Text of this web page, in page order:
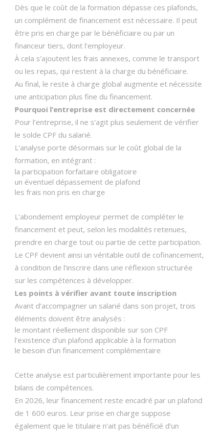
Dès que le coût de la formation dépasse ces plafonds,
un complément de financement est nécessaire. Il peut
être pris en charge par le bénéficiaire ou par un
financeur tiers, dont l’employeur.
À cela s’ajoutent les frais annexes, comme le transport
ou les repas, qui restent à la charge du bénéficiaire.
Au final, le reste à charge global augmente et nécessite
une anticipation plus fine du financement.
Pourquoi l’entreprise est directement concernée
Pour l’entreprise, il ne s’agit plus seulement de vérifier
le solde CPF du salarié.
L’analyse porte désormais sur le coût global de la
formation, en intégrant :
la participation forfaitaire obligatoire
un éventuel dépassement de plafond
les frais non pris en charge
L’abondement employeur permet de compléter le
financement et peut, selon les modalités retenues,
prendre en charge tout ou partie de cette participation.
Le CPF devient ainsi un véritable outil de cofinancement,
à condition de l’inscrire dans une réflexion structurée
sur les compétences à développer.
Les points à vérifier avant toute inscription
Avant d’accompagner un salarié dans son projet, trois
éléments doivent être analysés :
le montant réellement disponible sur son CPF
l’existence d’un plafond applicable à la formation
le besoin d’un financement complémentaire
Cette analyse est particulièrement importante pour les
bilans de compétences.
En 2026, leur financement reste encadré par un plafond
de 1 600 euros. Leur prise en charge suppose
également que le titulaire n’ait pas bénéficié d’un